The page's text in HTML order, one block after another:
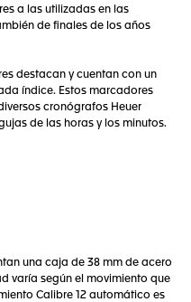
a las utilizadas en las
de finales de los años
destacan y cuentan con un
índice. Estos marcadores
cronógrafos Heuer
de las horas y los minutos.
una caja de 38 mm de acero
varía según el movimiento que
Calibre 12 automático es